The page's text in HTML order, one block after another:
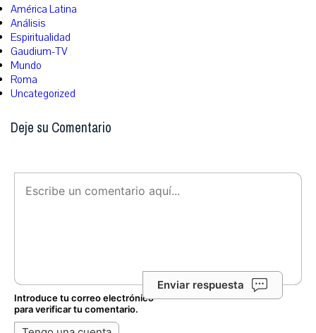
América Latina
Análisis
Espiritualidad
Gaudium-TV
Mundo
Roma
Uncategorized
Deje su Comentario
Enviar respuesta
Introduce tu correo electrónico
para verificar tu comentario.